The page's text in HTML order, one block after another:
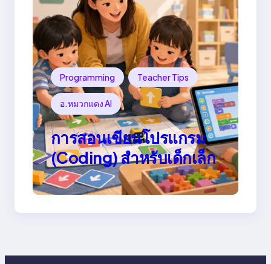
Programming Teacher Tips
อ.หมวกแดง AI
การสอนเขียนโปรแกรม
(Coding) สำหรับเด็กเล็ก